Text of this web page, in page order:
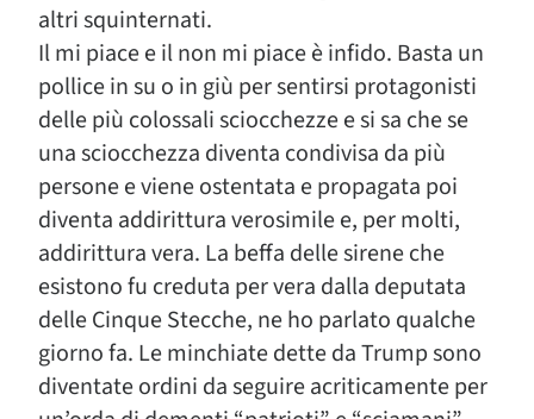
altri squinternati.
Il mi piace e il non mi piace è infido. Basta un
pollice in su o in giù per sentirsi protagonisti
delle più colossali sciocchezze e si sa che se
una sciocchezza diventa condivisa da più
persone e viene ostentata e propagata poi
diventa addirittura verosimile e, per molti,
addirittura vera. La beffa delle sirene che
esistono fu creduta per vera dalla deputata
delle Cinque Stecche, ne ho parlato qualche
giorno fa. Le minchiate dette da Trump sono
diventate ordini da seguire acriticamente per